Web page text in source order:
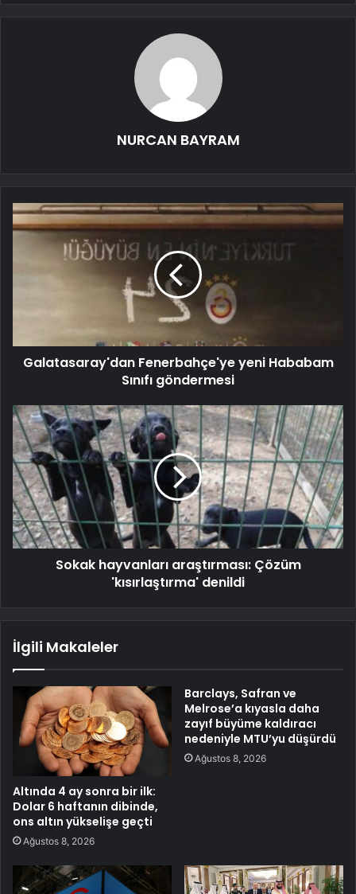
NURCAN BAYRAM
Galatasaray'dan Fenerbahçe'ye yeni Hababam
Sınıfı göndermesi
Sokak hayvanları araştırması: Çözüm
'kısırlaştırma' denildi
İlgili Makaleler
Altında 4 ay sonra bir ilk:
Dolar 6 haftanın dibinde,
ons altın yükselişe geçti
Ağustos 8, 2026
Barclays, Safran ve
Melrose’a kıyasla daha
zayıf büyüme kaldıracı
nedeniyle MTU’yu düşürdü
Ağustos 8, 2026